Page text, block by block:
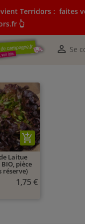
Terridors : faites
👆
 Se
et devient Terridors:
👆
Laitue
BIO, pièce
réserve)
add_shopping_cart
1,75 €